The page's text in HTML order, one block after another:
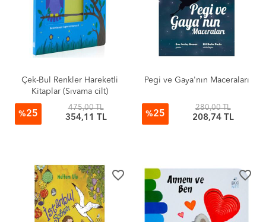
Çek-Bul Renkler Hareketli
Kitaplar (Sıvama cilt)
%25
475,00 TL
354,11 TL
Pegi ve Gaya'nın Maceraları
%25
280,00 TL
208,74 TL
favorite_border favorite_border